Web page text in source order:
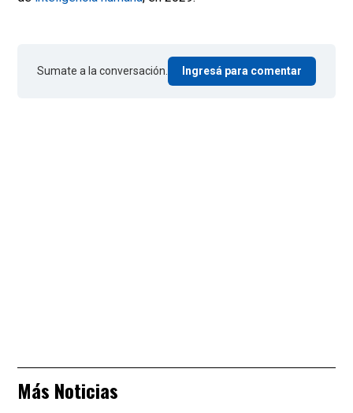
Sumate a la conversación. Ingresá para comentar
Más Noticias